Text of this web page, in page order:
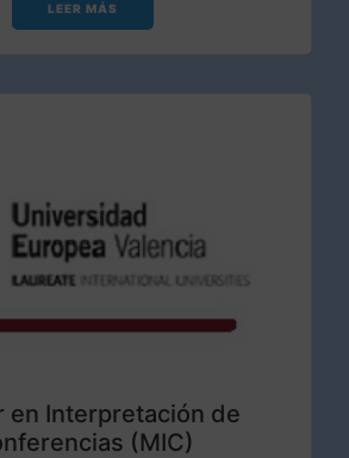
LEER MÁS
en Interpretación de
(MIC)